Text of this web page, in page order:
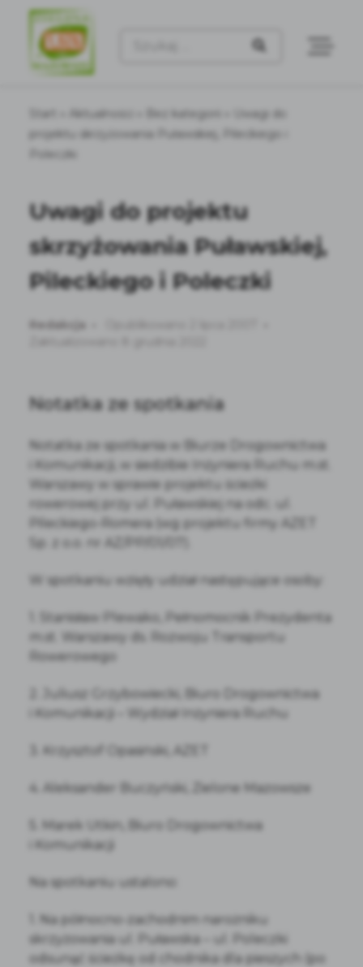
Start Aktualności Bez kategorii
Uwagi do
projektu skrzyżowania Puławskiej, Pileckiego i
Poleczki
Uwagi do projektu
skrzyżowania Puławskiej,
Pileckiego i Poleczki
Redakcja
Notatka ze spotkania
Notatka ze spotkania w Biurze Drogownictwa
i Komunikacji, w siedzibie Inżyniera Ruchu m.st.
Warszawy w sprawie projektu ścieżki
rowerowej przy ul. Puławskiej na odc. ul.
Pileckiego-Romera (wg projektu firmy AZET
Sp. z o.o. nr AZ/PP/01/07).
W spotkaniu wzięły udział następujące osoby:
1. Stanisław Plewako, Pełnomocnik Prezydenta
m.st. Warszawy ds. Rozwoju Transportu
Rowerowego
2. Juliusz Grzybowiecki, Biuro Drogownictwa
i Komunikacji – Wydział Inżyniera Ruchu
3. Krzysztof Opasiński, AZET
4. Aleksander Buczyński, Zielone Mazowsze
5. Marek Utkin, Biuro Drogownictwa
i Komunikacji
Na spotkaniu ustalono:
1. Na północno-zachodnim narożniku
skrzyżowania ul. Puławska – ul. Poleczki
odsunąć ścieżkę od chodnika dla pieszych (po